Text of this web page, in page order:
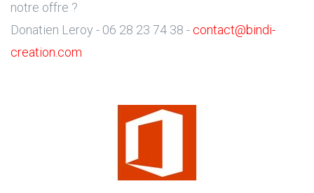
notre offre ?
Donatien Leroy - 06 28 23 74 38 - contact@bindi-
creation.com